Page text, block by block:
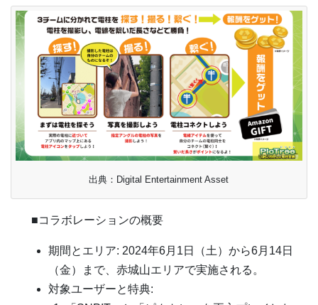
出典：Digital Entertainment Asset
■コラボレーションの概要
期間とエリア: 2024年6月1日（土）から6月14日
（金）まで、赤城山エリアで実施される。
対象ユーザーと特典: